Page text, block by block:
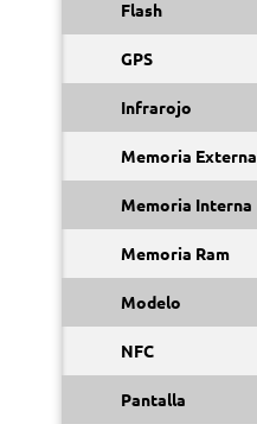
Flash
GPS
Infrarojo
Memoria Externa
Memoria Interna
Memoria Ram
Modelo
NFC
Pantalla